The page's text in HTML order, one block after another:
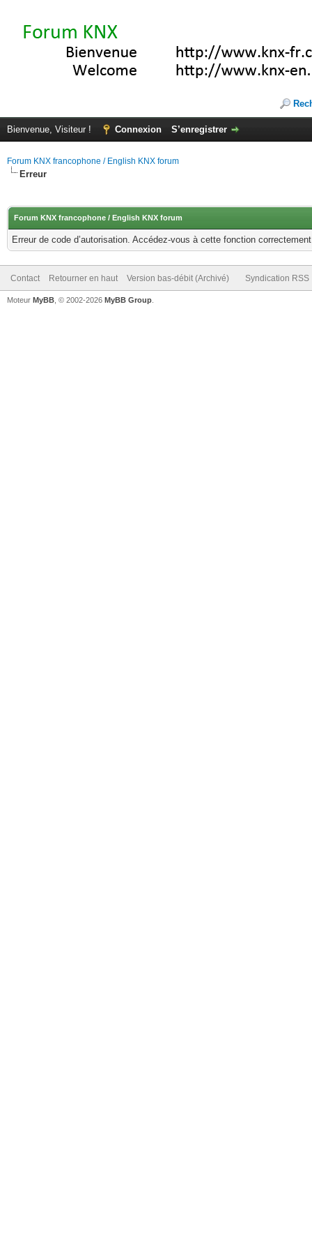
Bienvenue, Visiteur ! Connexion S’enregistrer
Forum KNX francophone / English KNX forum
Erreur
Forum KNX francophone / English KNX forum
Erreur de code d’autorisation. Accédez-vous à cette fonction
Contact Retourner en haut Version bas-débit (Archivé) Syndication RSS
Moteur MyBB , © 2002-2026 MyBB Group